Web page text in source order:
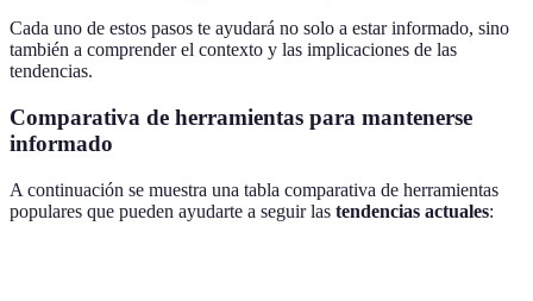
Cada uno de estos pasos te ayudará no solo a estar informado, sino
también a comprender el contexto y las implicaciones de las
tendencias.
Comparativa de herramientas para mantenerse
informado
A continuación se muestra una tabla comparativa de herramientas
populares que pueden ayudarte a seguir las tendencias actuales: